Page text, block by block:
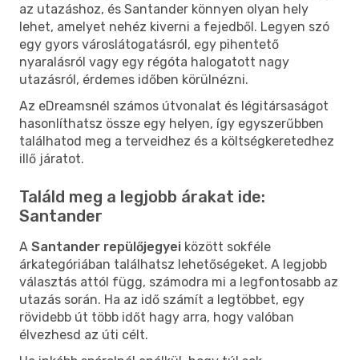
az utazáshoz, és Santander könnyen olyan hely
lehet, amelyet nehéz kiverni a fejedből. Legyen szó
egy gyors városlátogatásról, egy pihentető
nyaralásról vagy egy régóta halogatott nagy
utazásról, érdemes időben körülnézni.
Az eDreamsnél számos útvonalat és légitársaságot
hasonlíthatsz össze egy helyen, így egyszerűbben
találhatod meg a terveidhez és a költségkeretedhez
illő járatot.
Találd meg a legjobb árakat ide:
Santander
A Santander repülőjegyei között sokféle
árkategóriában találhatsz lehetőségeket. A legjobb
választás attól függ, számodra mi a legfontosabb az
utazás során. Ha az idő számít a legtöbbet, egy
rövidebb út több időt hagy arra, hogy valóban
élvezhesd az úti célt.